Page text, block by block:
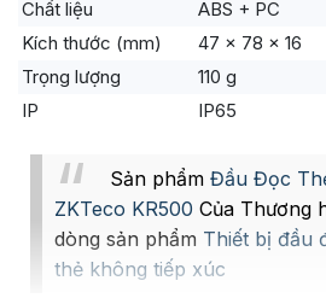
Chất liệu
ABS + PC
Kích thước (mm)
47 x 78 x 16
Trọng lượng
110 g
IP
IP65
Sản phẩm Đầu Đọc
ZKTeco KR500 Của Thương
dòng sản phẩm Thiết bị đầu
thẻ không tiếp xúc